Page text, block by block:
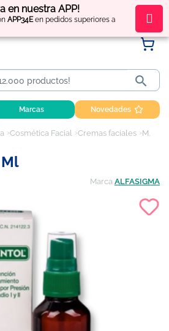
en nuestra APP!
APP34Een pedidos superiores a
obténpuntos por tus compras

Marcas Novedades
Cosmética Facial Cremas faciales Mepentol, 60 ml
Marca ALFASIGMA